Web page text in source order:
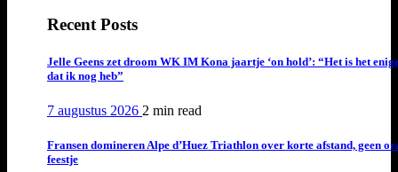
Recent Posts
Jelle Geens zet droom WK IM Kona jaartje ‘on hold’: “Het is het
dat ik nog heb”
7 augustus 2026 2 min read
Fransen domineren Alpe d’Huez Triathlon over korte afstand, geen
feestje